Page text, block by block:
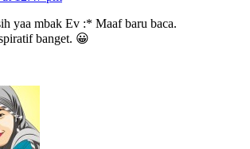
yaa mbak Ev :* Maaf baru baca.
banget. 😀